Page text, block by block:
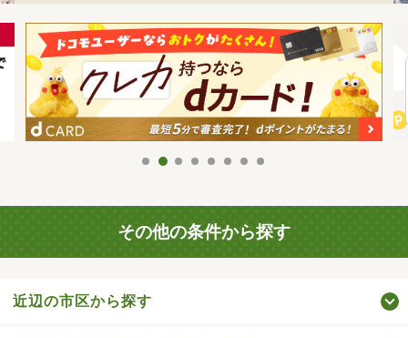
その他の条件から探す
近辺の市区から探す